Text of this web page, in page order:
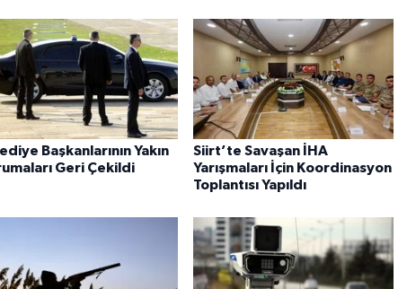
Başkanlarının Yakın
Geri Çekildi
Siirt’te Savaşan İHA
Yarışmaları İçin Koordinasyon
Toplantısı Yapıldı